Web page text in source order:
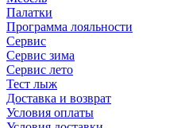
Палатки
Программа лояльности
Сервис
Сервис зима
Сервис лето
Тест лыж
Доставка и возврат
Условия оплаты